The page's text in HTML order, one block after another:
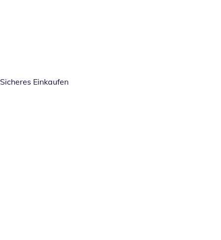
Sicheres Einkaufen